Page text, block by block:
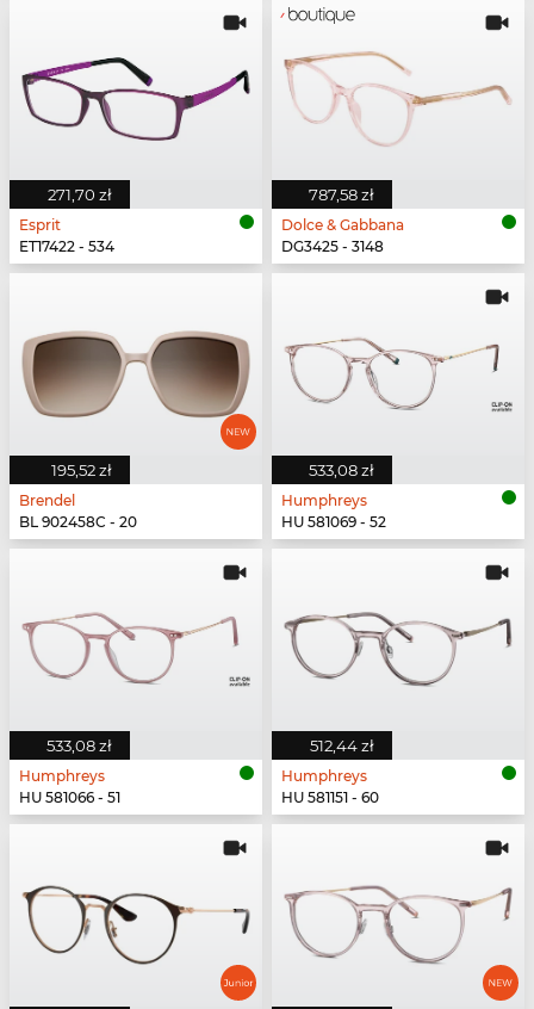
271,70 zł
Esprit
ET17422 - 534
787,58 zł
Dolce & Gabbana
DG3425 - 3148
195,52 zł
Brendel
BL 902458C - 20
533,08 zł
Humphreys
HU 581069 - 52
533,08 zł
Humphreys
HU 581066 - 51
512,44 zł
Humphreys
HU 581151 - 60